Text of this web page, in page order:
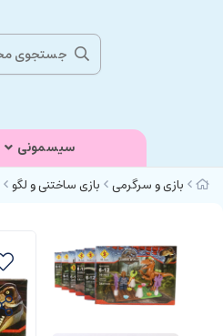
سیسمونی
بازی و سرگرمی بازی ساختنی و لگو